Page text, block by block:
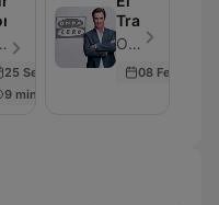
300
25 Sep 2025
9 min
Transistor
OndaCero - Episodio 300
08 Feb 2024